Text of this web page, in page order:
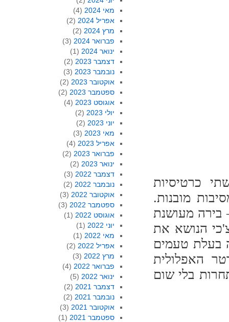
כרטיסיות
מובנות.
בירה מעושנת
הנושא את
בעלת טעמים
האפלולית
בלי שום
מאי 2024
(4)
אפריל 2024
(2)
מרץ 2024
(2)
פברואר 2024
(3)
ינואר 2024
(1)
דצמבר 2023
(2)
נובמבר 2023
(3)
אוקטובר 2023
(2)
ספטמבר 2023
(2)
אוגוסט 2023
(4)
יולי 2023
(2)
יוני 2023
(2)
מאי 2023
(3)
אפריל 2023
(4)
פברואר 2023
(2)
ינואר 2023
(2)
דצמבר 2022
(3)
נובמבר 2022
(2)
אוקטובר 2022
(3)
ספטמבר 2022
(3)
אוגוסט 2022
(1)
יוני 2022
(1)
מאי 2022
(1)
אפריל 2022
(2)
מרץ 2022
(3)
פברואר 2022
(4)
ינואר 2022
(5)
דצמבר 2021
(2)
נובמבר 2021
(2)
אוקטובר 2021
(3)
ספטמבר 2021
(1)